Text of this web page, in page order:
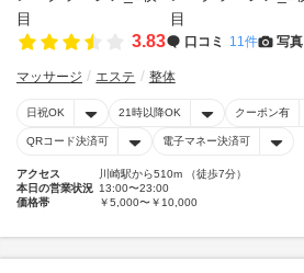
3.83 口コミ 11件 写真
マッサージ エステ 整体
日祝OK 21時以降OK クーポン有
QRコード決済可 電子マネー決済可
アクセス
川崎駅から510m （徒歩7分）
本日の営業状況 13:00〜23:00
価格帯
￥5,000〜￥10,000